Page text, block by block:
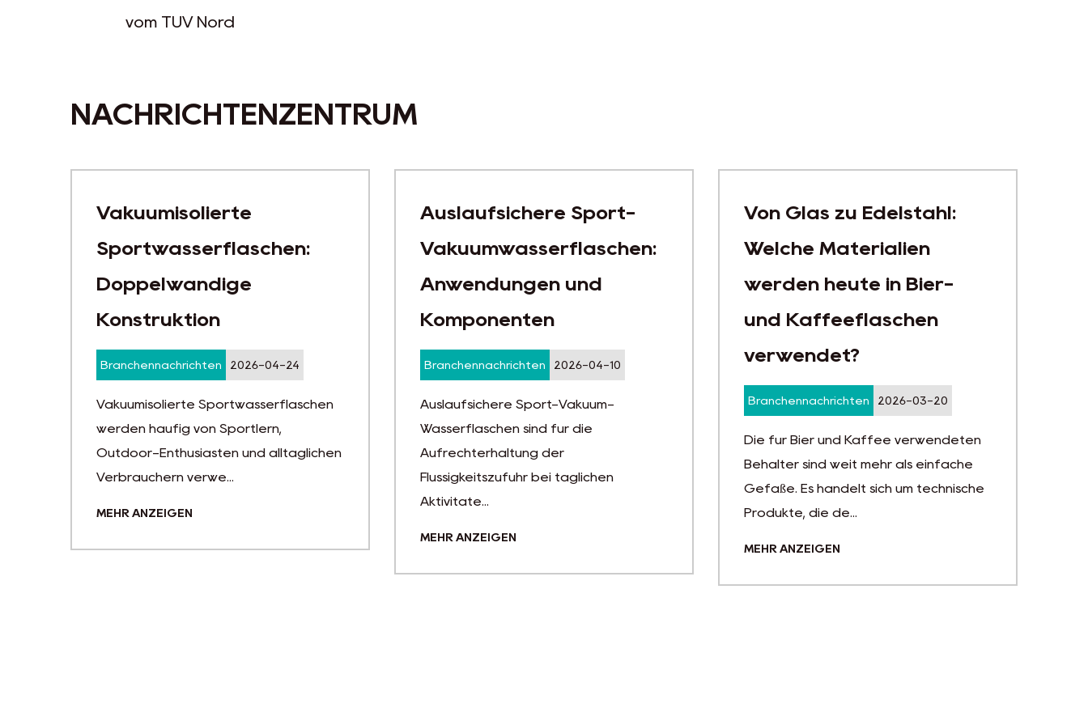
NACHRICHTENZENTRUM
Auslaufsichere Sport-
Vakuumwasserflaschen:
Anwendungen und
Komponenten
Branchennachrichten 2026-04-10
Auslaufsichere Sport-Vakuum-
Wasserflaschen sind für die
Aufrechterhaltung der
Flüssigkeitszufuhr bei täglichen
Von Glas zu Edelstahl:
Welche Materialien
werden heute in Bier-
und Kaffeeflaschen
verwendet?
Branchennachrichten 2026-03-20
Warum erfreuen sich
Wasserflaschen mit
großem
Fassungsvermögen auf
dem Verbrauchermarkt
immer größerer
Branchennachrichten 2026-03-06
Wasserflaschen mit großem
Marktplätzen, Fitnessstudios, Büros un...